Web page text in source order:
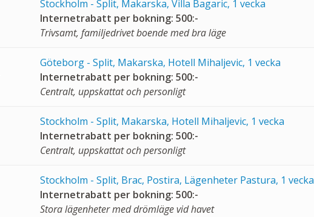
Stockholm - Split, Makarska, Villa Bagaric, 1 vecka
Internetrabatt per bokning: 500:-
Trivsamt, familjedrivet boende med bra läge
Göteborg - Split, Makarska, Hotell Mihaljevic, 1 vecka
Internetrabatt per bokning: 500:-
Centralt, uppskattat och personligt
Stockholm - Split, Makarska, Hotell Mihaljevic, 1 vecka
Internetrabatt per bokning: 500:-
Centralt, uppskattat och personligt
Stockholm - Split, Brac, Postira, Lägenheter Pastura, 1 vecka
Internetrabatt per bokning: 500:-
Stora lägenheter med drömläge vid havet